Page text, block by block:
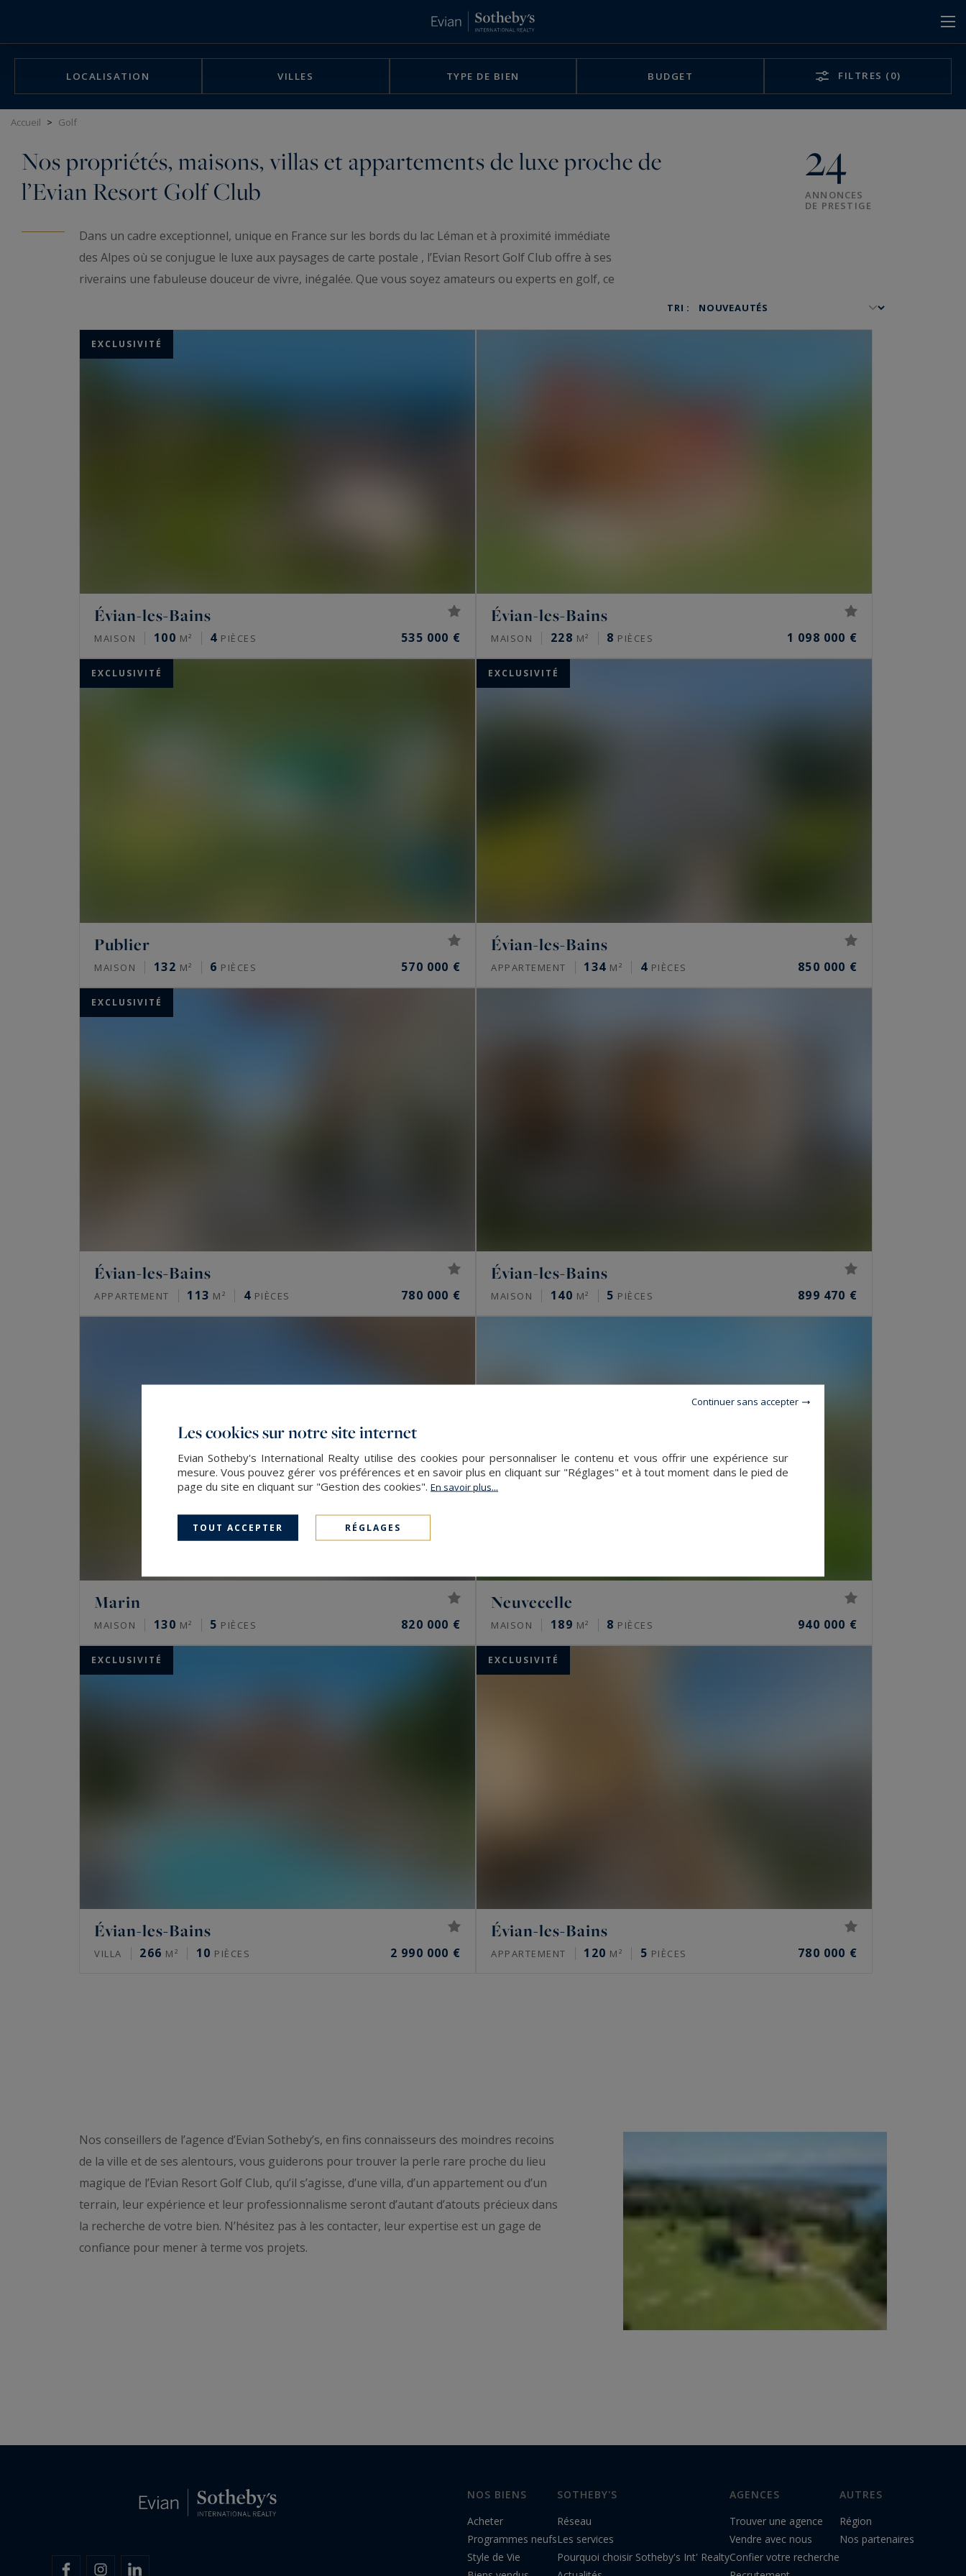
LOCALISATION VILLES TYPE DE BIEN BUDGET FILTRES (0)
Accueil > Golf
Nos propriétés, maisons, villas et appartements de luxe proche de
l’Evian Resort Golf Club
24
ANNONCES
DE PRESTIGE
Dans un cadre exceptionnel, unique en France sur les bords du lac Léman et à proximité immédiate
des Alpes où se conjugue le luxe aux paysages de carte postale , l’Evian Resort Golf Club offre à ses
riverains une fabuleuse douceur de vivre, inégalée. Que vous soyez amateurs ou experts en golf, ce
TRI :
EXCLUSIVITÉ
Évian-les-Bains
MAISON 100 M² 4 PIÈCES 535 000 €
Évian-les-Bains
MAISON 228 M² 8 PIÈCES 1 098 000 €
EXCLUSIVITÉ
Publier
MAISON 132 M² 6 PIÈCES 570 000 €
EXCLUSIVITÉ
Évian-les-Bains
APPARTEMENT 134 M² 4 PIÈCES 850 000 €
EXCLUSIVITÉ
Évian-les-Bains
APPARTEMENT 113 M² 4 PIÈCES 780 000 €
Évian-les-Bains
MAISON 140 M² 5 PIÈCES 899 470 €
Marin
MAISON 130 M² 5 PIÈCES 820 000 €
Neuvecelle
MAISON 189 M² 8 PIÈCES 940 000 €
EXCLUSIVITÉ
Évian-les-Bains
VILLA 266 M² 10 PIÈCES 2 990 000 €
EXCLUSIVITÉ
Évian-les-Bains
APPARTEMENT 120 M² 5 PIÈCES 780 000 €
Nos conseillers de l’agence d’Evian Sotheby’s, en fins connaisseurs des moindres recoins
de la ville et de ses alentours, vous guiderons pour trouver la perle rare proche du lieu
magique de l’Evian Resort Golf Club, qu’il s’agisse, d’une villa, d’un appartement ou d’un
terrain, leur expérience et leur professionnalisme seront d’autant d’atouts précieux dans
la recherche de votre bien. N’hésitez pas à les contacter, leur expertise est un gage de
confiance pour mener à terme vos projets.
NOS BIENS
Acheter
Programmes neufs
Style de Vie
SOTHEBY'S
Réseau
Les services
Pourquoi choisir Sotheby's Int' Realty
AGENCES
Trouver une agence
Vendre avec nous
Confier votre recherche
AUTRES
Région
Nos partenaires
Les cookies sur notre site internet
Evian Sotheby's International Realty utilise des cookies pour personnaliser le contenu et vous offrir une expérience sur
mesure. Vous pouvez gérer vos préférences et en savoir plus en cliquant sur "Réglages" et à tout moment dans le pied de
page du site en cliquant sur "Gestion des cookies". En savoir plus...
TOUT ACCEPTER RÉGLAGES
Continuer sans accepter